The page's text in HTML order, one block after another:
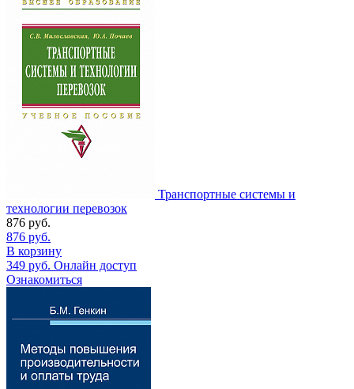
Транспортные системы и
технологии перевозок
876 руб.
876 руб.
В корзину
349 руб. Онлайн доступ
Ознакомиться